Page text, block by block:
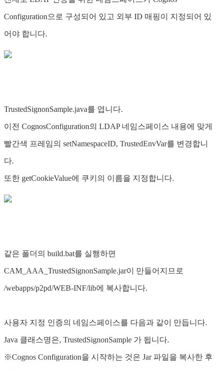
Configuration으로 구성되어 있고 외부 ID 매핑이 지정되어 있
어야 합니다.
TrustedSignonSample.java를 엽니다.
이전 CognosConfiguration의 LDAP 네임스페이스 내용에 맞게
빨간색 프레임의 setNamespaceID, TrustedEnvVar를 변경합니
다.
또한 getCookieValue에 쿠키의 이름을 지정합니다.
같은 폴더의 build.bat를 실행하면
CAM_AAA_TrustedSignonSample.jar이 만들어지므로
/webapps/p2pd/WEB-INF/lib에 복사합니다.
사용자 지정 인증의 네임스페이스를 다음과 같이 만듭니다.
Java 클래스명은, TrustedSignonSample 가 됩니다.
※Cognos Configuration을 시작하는 것은 Jar 파일을 복사한 후